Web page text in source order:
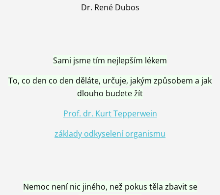
Dr. René Dubos
Sami jsme tím nejlepším lékem
To, co den co den děláte, určuje, jakým způsobem a jak
dlouho budete žít
Prof. dr. Kurt Tepperwein
základy odkyselení organismu
Nemoc není nic jiného, než pokus těla zbavit se